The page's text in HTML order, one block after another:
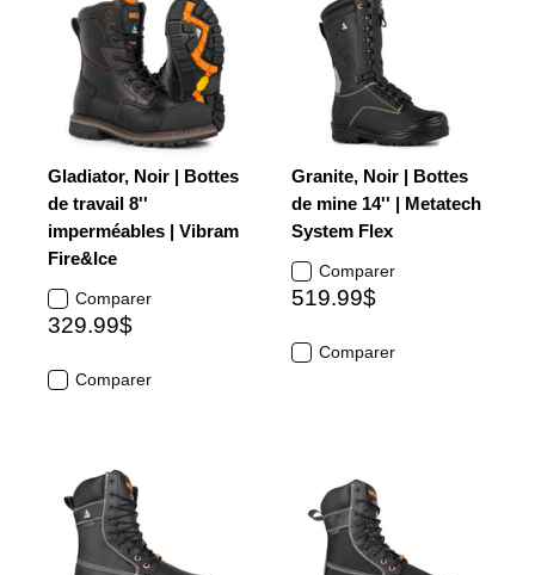
Gladiator, Noir | Bottes
de travail 8''
imperméables | Vibram
Fire&Ice
Comparer
329.99$
Comparer
Granite, Noir | Bottes
de mine 14'' | Metatech
System Flex
Comparer
519.99$
Comparer